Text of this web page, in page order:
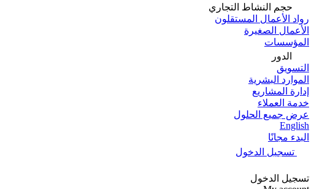
حجم النشاط التجاري
رواد الأعمال المستقلون
الأعمال الصغيرة
المؤسسات
الدور
التسويق
الموارد البشرية
إدارة المشاريع
خدمة العملاء
عرض جميع الحلول
English
البدء مجانًا
تسجيل الدخول
تسجيل الدخول